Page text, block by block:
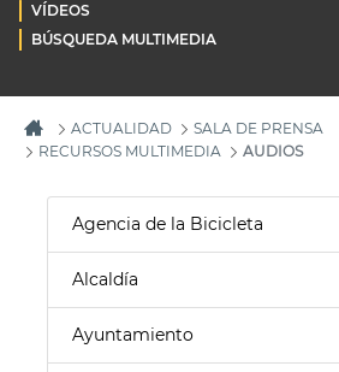
VÍDEOS
BÚSQUEDA MULTIMEDIA
ACTUALIDAD
SALA DE PRENSA
RECURSOS MULTIMEDIA
AUDIOS
Agencia de la Bicicleta
Alcaldía
Ayuntamiento